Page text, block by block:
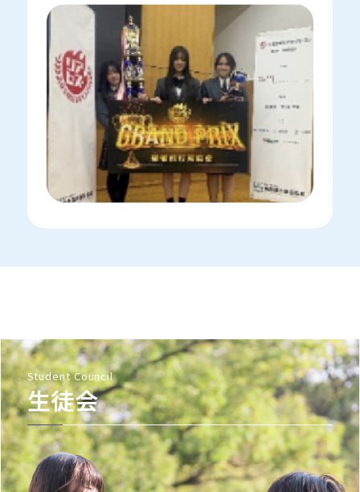
Student Council
生徒会